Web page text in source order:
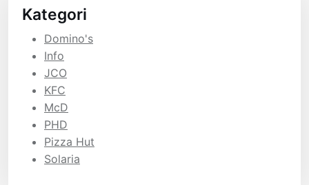
Kategori
Domino's
Info
JCO
KFC
McD
PHD
Pizza Hut
Solaria